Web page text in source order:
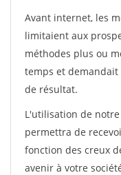
Avant internet, les
limitaient aux
méthodes plus ou
temps et
de résultat.
L'utilisation de
permettra de
fonction des creux
avenir à votre